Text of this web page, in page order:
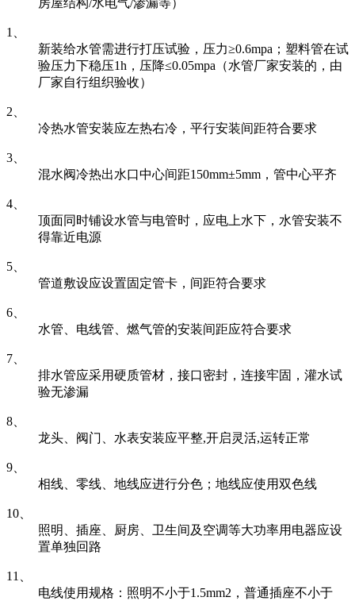
1、
新装给水管需进行打压试验，压力≥0.6mpa；塑料管在试
验压力下稳压1h，压降≤0.05mpa（水管厂家安装的，由
厂家自行组织验收）
2、
冷热水管安装应左热右冷，平行安装间距符合要求
3、
混水阀冷热出水口中心间距150mm±5mm，管中心平齐
4、
顶面同时铺设水管与电管时，应电上水下，水管安装不
得靠近电源
5、
管道敷设应设置固定管卡，间距符合要求
6、
水管、电线管、燃气管的安装间距应符合要求
7、
排水管应采用硬质管材，接口密封，连接牢固，灌水试
验无渗漏
8、
龙头、阀门、水表安装应平整,开启灵活,运转正常
9、
相线、零线、地线应进行分色；地线应使用双色线
10、
照明、插座、厨房、卫生间及空调等大功率用电器应设
置单独回路
11、
电线使用规格：照明不小于1.5mm2，普通插座不小于